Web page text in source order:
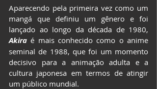
Aparecendo pela primeira vez como um
mangá que definiu um gênero e foi
Akira é mais conhecido como o anime
seminal de 1988, que foi um momento
decisivo para a animação adulta e a
cultura japonesa em termos de atingir
um público mundial.